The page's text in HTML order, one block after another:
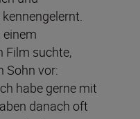
einem
Film suchte,
Sohn vor:
habe gerne mit
danach oft